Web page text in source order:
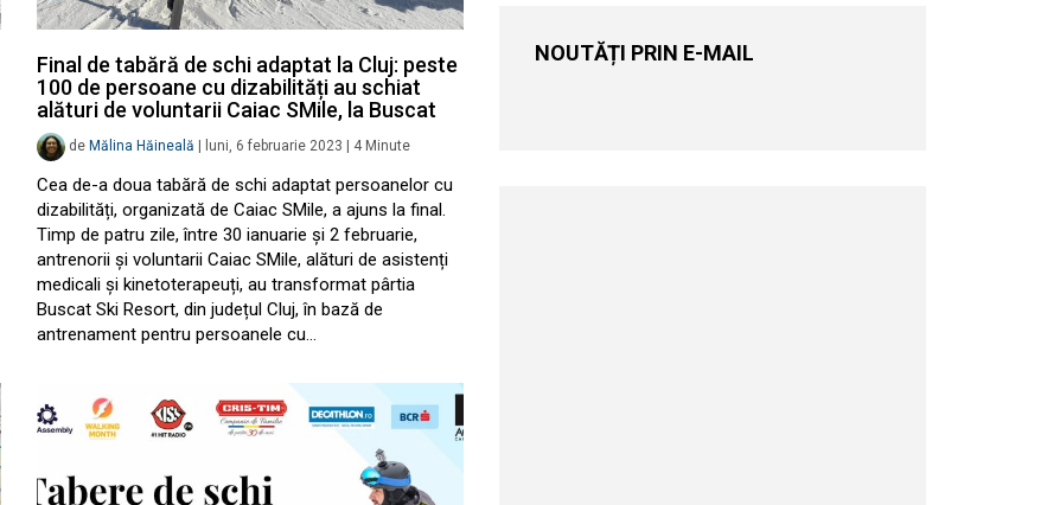
Final de tabără de schi adaptat la Cluj: peste
100 de persoane cu dizabilități au schiat
alături de voluntarii Caiac SMile, la Buscat
de Mălina Hăineală luni, 6 februarie 2023 4 Minute
Cea de-a doua tabără de schi adaptat persoanelor cu
dizabilități, organizată de Caiac SMile, a ajuns la final.
Timp de patru zile, între 30 ianuarie și 2 februarie,
antrenorii și voluntarii Caiac SMile, alături de asistenți
medicali și kinetoterapeuți, au transformat pârtia
Buscat Ski Resort, din județul Cluj, în bază de
antrenament pentru persoanele cu…
NOUTĂȚI PRIN E-MAIL